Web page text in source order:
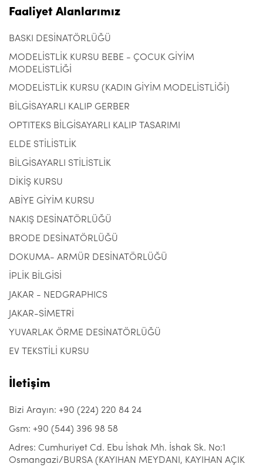
Faaliyet Alanlarımız
BASKI DESİNATÖRLÜĞÜ
MODELİSTLİK KURSU BEBE - ÇOCUK GİYİM
MODELİSTLİĞİ
MODELİSTLİK KURSU (KADIN GİYİM MODELİSTLİĞİ)
BİLGİSAYARLI KALIP GERBER
OPTITEKS BİLGİSAYARLI KALIP TASARIMI
ELDE STİLİSTLİK
BİLGİSAYARLI STİLİSTLİK
DİKİŞ KURSU
ABİYE GİYİM KURSU
NAKIŞ DESİNATÖRLÜĞÜ
BRODE DESİNATÖRLÜĞÜ
DOKUMA- ARMÜR DESİNATÖRLÜĞÜ
İPLİK BİLGİSİ
JAKAR - NEDGRAPHICS
JAKAR-SİMETRİ
YUVARLAK ÖRME DESİNATÖRLÜĞÜ
EV TEKSTİLİ KURSU
İletişim
Bizi Arayın: +90 (224) 220 84 24
Gsm: +90 (544) 396 98 58
Adres: Cumhuriyet Cd. Ebu İshak Mh. İshak Sk. No:1
Osmangazi/BURSA (KAYIHAN MEYDANI, KAYIHAN AÇIK